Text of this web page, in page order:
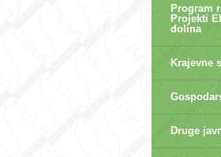
Program
Projekti
dolina
Krajevne
Druge